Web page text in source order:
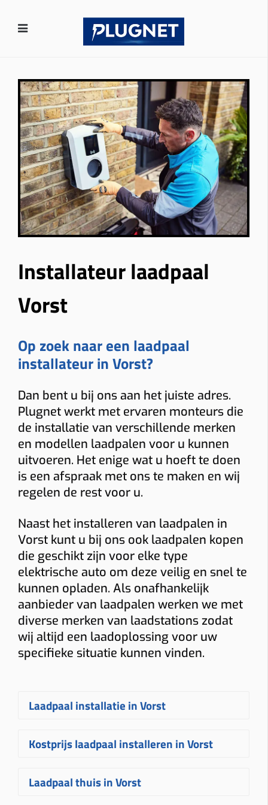
Installateur laadpaal
Vorst
Op zoek naar een laadpaal
installateur in Vorst?
Dan bent u bij ons aan het juiste adres.
Plugnet werkt met ervaren monteurs die
de installatie van verschillende merken
en modellen laadpalen voor u kunnen
uitvoeren. Het enige wat u hoeft te doen
is een afspraak met ons te maken en wij
regelen de rest voor u.
Naast het installeren van laadpalen in
Vorst kunt u bij ons ook laadpalen kopen
die geschikt zijn voor elke type
elektrische auto om deze veilig en snel te
kunnen opladen. Als onafhankelijk
aanbieder van laadpalen werken we met
diverse merken van laadstations zodat
wij altijd een laadoplossing voor uw
specifieke situatie kunnen vinden.
Laadpaal installatie in Vorst
Een
laadpaal laten installeren in
Vorst gebeurt bij Plugnet volledig op
snel een vrijblijvende
Kostprijs laadpaal installeren in Vorst
De
prijs voor een laadpaal installeren
in Vorst hangt af van verschillende
Laadpaal thuis in Vorst